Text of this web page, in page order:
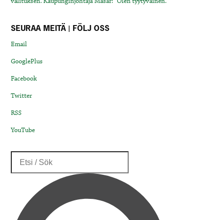
SEURAA MEITÄ | FÖLJ OSS
Email
GooglePlus
Facebook
Twitter
RSS
YouTube